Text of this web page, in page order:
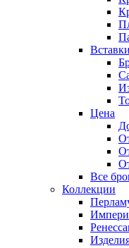
Вставки
Цена
Все
Коллекции